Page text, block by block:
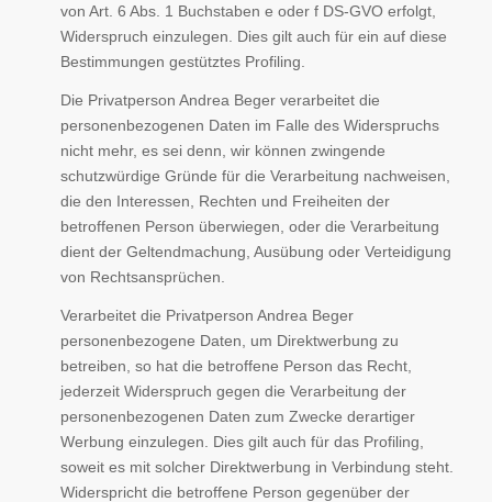
von Art. 6 Abs. 1 Buchstaben e oder f DS-GVO erfolgt,
Widerspruch einzulegen. Dies gilt auch für ein auf diese
Bestimmungen gestütztes Profiling.
Die Privatperson Andrea Beger verarbeitet die
personenbezogenen Daten im Falle des Widerspruchs
nicht mehr, es sei denn, wir können zwingende
schutzwürdige Gründe für die Verarbeitung nachweisen,
die den Interessen, Rechten und Freiheiten der
betroffenen Person überwiegen, oder die Verarbeitung
dient der Geltendmachung, Ausübung oder Verteidigung
von Rechtsansprüchen.
Verarbeitet die Privatperson Andrea Beger
personenbezogene Daten, um Direktwerbung zu
betreiben, so hat die betroffene Person das Recht,
jederzeit Widerspruch gegen die Verarbeitung der
personenbezogenen Daten zum Zwecke derartiger
Werbung einzulegen. Dies gilt auch für das Profiling,
soweit es mit solcher Direktwerbung in Verbindung steht.
Widerspricht die betroffene Person gegenüber der